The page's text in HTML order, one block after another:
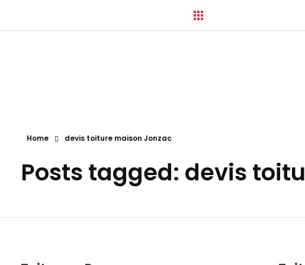
Home devis toiture maison Jonzac
Posts tagged: devis